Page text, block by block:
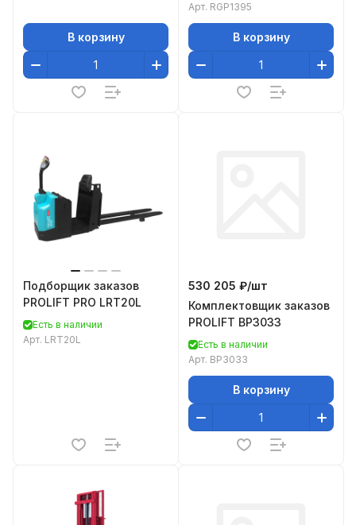
В корзину
Арт. RGP1395
В корзину
Подборщик заказов
PROLIFT PRO LRT20L
Есть в наличии
Арт. LRT20L
530 205 ₽/шт
Комплектовщик заказов
PROLIFT BP3033
Есть в наличии
Арт. BP3033
В корзину